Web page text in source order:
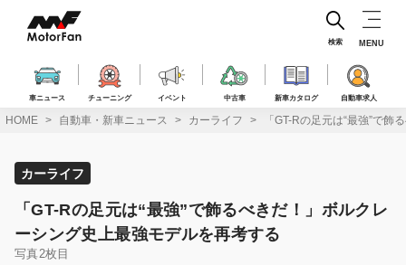
ス
車ニュース チューニング イベント 中古車 新車カタログ 自動車求人
検索 MENU
HOME 自動車・新車ニュース カーライフ 「GT-Rの足元は“最強”で
カーライフ
「GT-Rの足元は“最強”で飾るべきだ！」ボルクレ
ーシング史上最強モデルを再考する
写真2枚目